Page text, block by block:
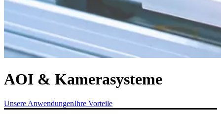
AOI & Kamera­systeme
Unsere AnwendungenIhre Vorteile